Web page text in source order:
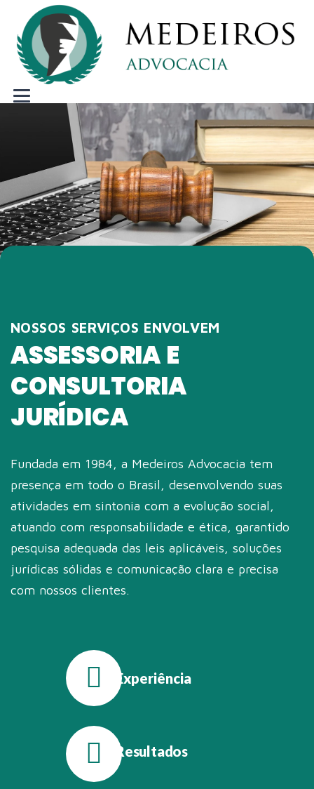
NOSSOS SERVIÇOS ENVOLVEM
ASSESSORIA E
CONSULTORIA
JURÍDICA
Fundada em 1984, a Medeiros Advocacia tem
presença em todo o Brasil, desenvolvendo suas
atividades em sintonia com a evolução social,
atuando com responsabilidade e ética, garantido
pesquisa adequada das leis aplicáveis, soluções
jurídicas sólidas e comunicação clara e precisa
com nossos clientes.
Experiência
Resultados